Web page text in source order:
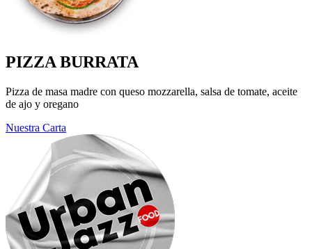
PIZZA BURRATA
Pizza de masa madre con queso mozzarella, salsa de tomate, aceite
de ajo y oregano
Nuestra Carta